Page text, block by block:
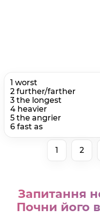
1 worst
2 further/farther
3 the longest
4 heavier
5 the angrier
6 fast as
1 2
Запитання
Почни його